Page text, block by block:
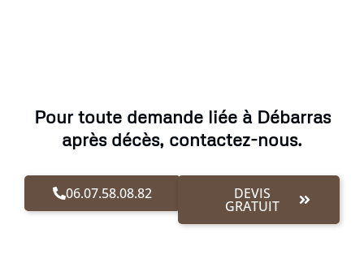
Pour toute demande liée à Débarras
après décès, contactez-nous.
06.07.58.08.82 DEVIS
GRATUIT